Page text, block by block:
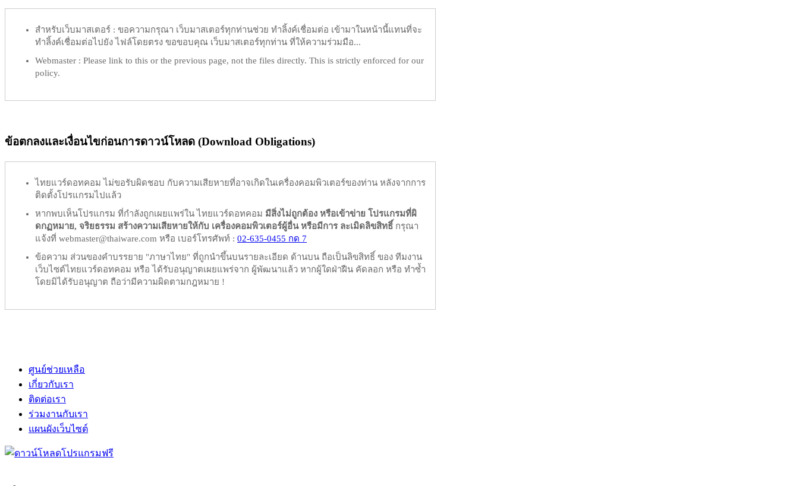
สำหรับเว็บมาสเตอร์ : ขอความกรุณา เว็บมาสเตอร์ทุกท่านช่วย ทำลิ้งค์เชื่อมต่อ เข้ามาในหน้านี้แทนที่จะ
ทำลิ้งค์เชื่อมต่อไปยัง ไฟล์โดยตรง ขอขอบคุณ เว็บมาสเตอร์ทุกท่าน ที่ให้ความร่วมมือ...
Webmaster : Please link to this or the previous page, not the files directly. This is strictly enforced for our
policy.
ข้อตกลงและเงื่อนไขก่อนการดาวน์โหลด (Download Obligations)
ไทยแวร์ดอทคอม ไม่ขอรับผิดชอบ กับความเสียหายที่อาจเกิดในเครื่องคอมพิวเตอร์ของท่าน หลังจากการ
ติดตั้งโปรแกรมไปแล้ว
หากพบเห็นโปรแกรม ที่กำลังถูกเผยแพร่ใน ไทยแวร์ดอทคอม มีสิ่งไม่ถูกต้อง หรือเข้าข่าย โปรแกรมที่ผิ
ดกฏหมาย, จริยธรรม สร้างความเสียหายให้กับ เครื่องคอมพิวเตอร์ผู้อื่น หรือมีการ ละเมิดลิขสิทธิ์ กรุณา
แจ้งที่ webmaster@thaiware.com หรือ เบอร์โทรศัพท์ : 02-635-0455 กด 7
ข้อความ ส่วนของคำบรรยาย "ภาษาไทย" ที่ถูกนำขึ้นบนรายละเอียด ด้านบน ถือเป็นลิขสิทธิ์ ของ ทีมงาน
เว็บไซต์ไทยแวร์ดอทคอม หรือ ได้รับอนุญาตเผยแพร่จาก ผู้พัฒนาแล้ว หากผู้ใดฝ่าฝืน คัดลอก หรือ ทำซ้ำ
โดยมิได้รับอนุญาต ถือว่ามีความผิดตามกฎหมาย !
ศูนย์ช่วยเหลือ
เกี่ยวกับเรา
ติดต่อเรา
ร่วมงานกับเรา
แผนผังเว็บไซต์